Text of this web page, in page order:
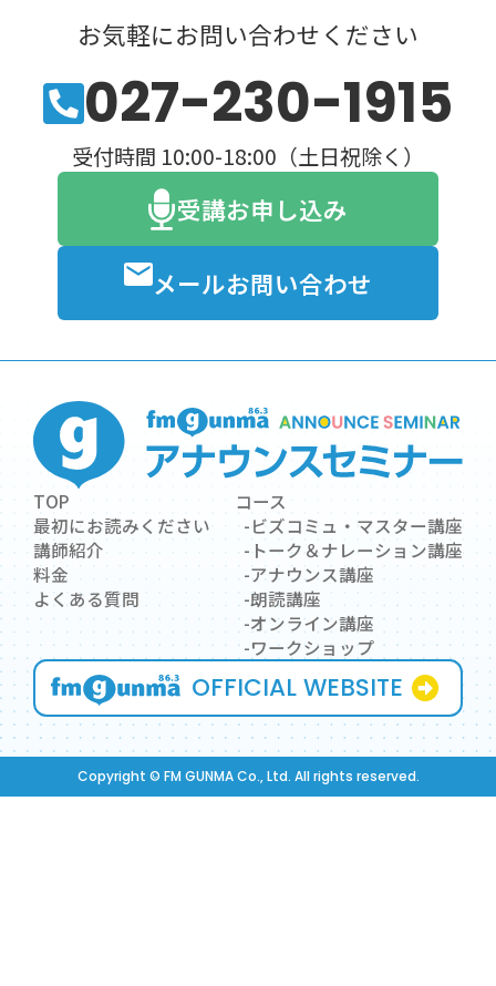
お気軽にお問い合わせください
027-230-1915
受付時間 10:00-18:00（土日祝除く）
受講お申し込み
メールお問い合わせ
TOP
最初にお読みください
講師紹介
料金
よくある質問
コース
ビズコミュ・マスター講座
トーク＆ナレーション講座
アナウンス講座
朗読講座
オンライン講座
ワークショップ
OFFICIAL WEBSITE
Copyright © FM GUNMA Co., Ltd. All rights reserved.